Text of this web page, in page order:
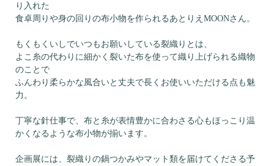
り入れた
食卓周りや身の回りの布小物を作られるあとりえMOONさん。
もくもくいしでいつもお願いしている裂織りとは、
よこ糸の代わりに細かく裂いた布を使って織り上げられる織物
のことで
ふんわり柔らかな風合いと丈夫で長くお使いいただける点も魅
力。
丁寧な針仕事で、布と糸が表情豊かに合わさる心もほっこり温
かくなるような布小物が揃います。
企画展には、裂織りの鍋つかみやマット類を届けてくださる予